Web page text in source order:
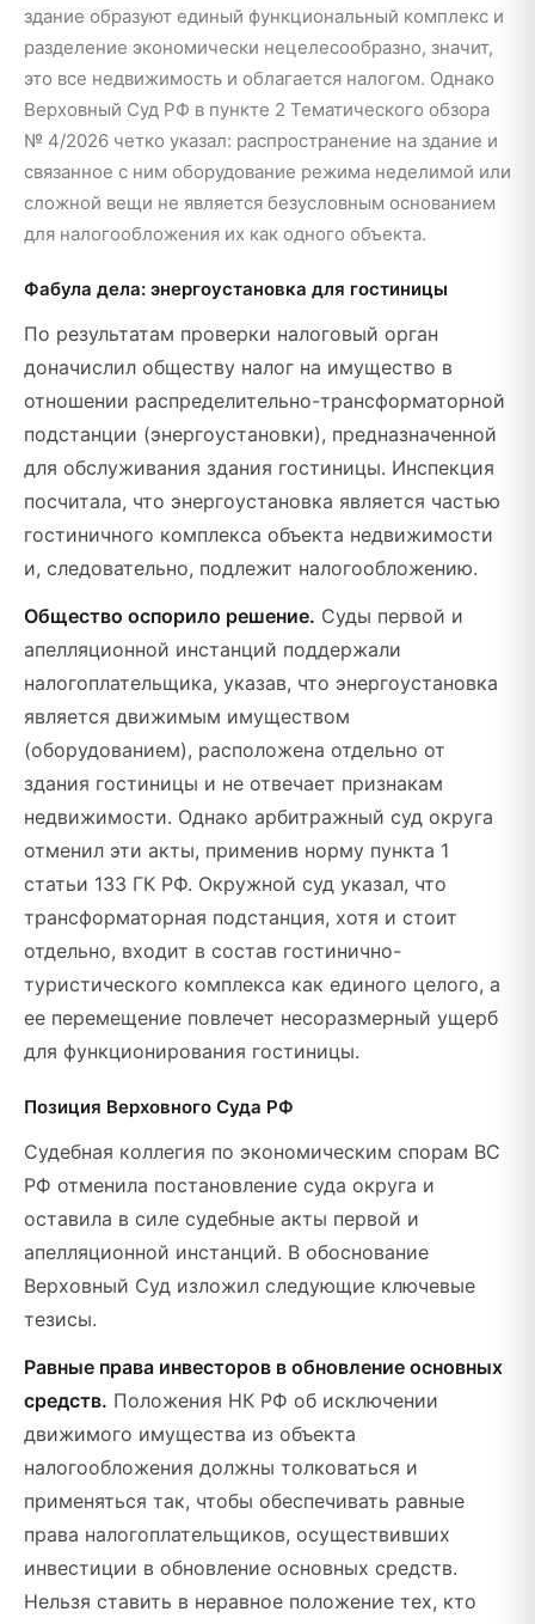
здание образуют единый функциональный комплекс и
разделение экономически нецелесообразно, значит,
это все недвижимость и облагается налогом. Однако
Верховный Суд РФ в пункте 2 Тематического обзора
№ 4/2026 четко указал: распространение на здание и
связанное с ним оборудование режима неделимой или
сложной вещи не является безусловным основанием
для налогообложения их как одного объекта.
Фабула дела: энергоустановка для гостиницы
По результатам проверки налоговый орган
доначислил обществу налог на имущество в
отношении распределительно-трансформаторной
подстанции (энергоустановки), предназначенной
для обслуживания здания гостиницы. Инспекция
посчитала, что энергоустановка является частью
гостиничного комплекса объекта недвижимости
и, следовательно, подлежит налогообложению.
Общество оспорило решение. Суды первой и
апелляционной инстанций поддержали
налогоплательщика, указав, что энергоустановка
является движимым имуществом
(оборудованием), расположена отдельно от
здания гостиницы и не отвечает признакам
недвижимости. Однако арбитражный суд округа
отменил эти акты, применив норму пункта 1
статьи 133 ГК РФ. Окружной суд указал, что
трансформаторная подстанция, хотя и стоит
отдельно, входит в состав гостинично-
туристического комплекса как единого целого, а
ее перемещение повлечет несоразмерный ущерб
для функционирования гостиницы.
Позиция Верховного Суда РФ
Судебная коллегия по экономическим спорам ВС
РФ отменила постановление суда округа и
оставила в силе судебные акты первой и
апелляционной инстанций. В обоснование
Верховный Суд изложил следующие ключевые
тезисы.
Равные права инвесторов в обновление основных
средств. Положения НК РФ об исключении
движимого имущества из объекта
налогообложения должны толковаться и
применяться так, чтобы обеспечивать равные
права налогоплательщиков, осуществивших
инвестиции в обновление основных средств.
Нельзя ставить в неравное положение тех, кто